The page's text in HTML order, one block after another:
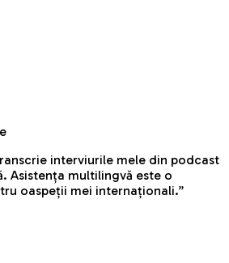
interviurile mele din podcast
Asistența multilingvă este o
oaspeții mei internaționali.”